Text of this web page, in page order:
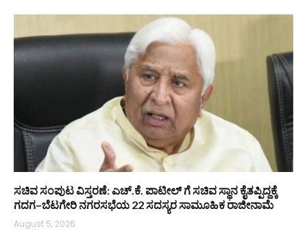
ಸಚಿವ ಸಂಪುಟ ವಿಸ್ತರಣೆ: ಎಚ್.ಕೆ. ಪಾಟೀಲ್ ಗೆ ಸಚಿವ ಸ್ಥಾನ ಕೈತಪ್ಪಿದ್ದಕ್ಕೆ
ಗದಗ–ಬೆಟಗೇರಿ ನಗರಸಭೆಯ 22 ಸದಸ್ಯರ ಸಾಮೂಹಿಕ ರಾಜೀನಾಮೆ
August 5, 2026